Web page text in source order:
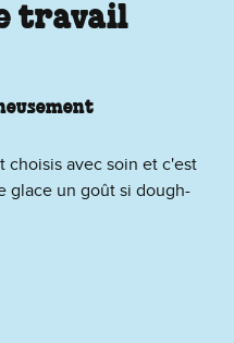
travail
choisis avec soin et c'est
glace un goût si dough-